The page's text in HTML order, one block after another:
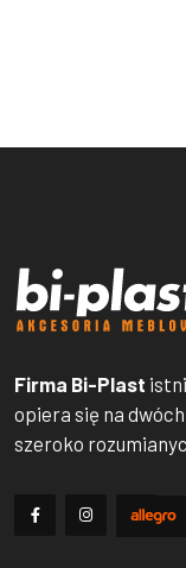
Firma Bi-Plast
opiera się na
szeroko